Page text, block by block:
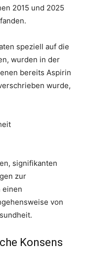
2015 und 2025
speziell auf die
wurden in der
bereits Aspirin
wurde,
signifikanten
zur
einen
von
Konsens